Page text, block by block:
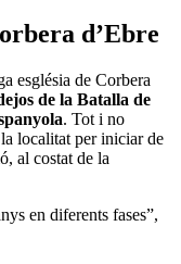
d’Ebre
església de Corbera
de la Batalla de
. Tot i no
localitat per iniciar de
al costat de la
en diferents fases”,